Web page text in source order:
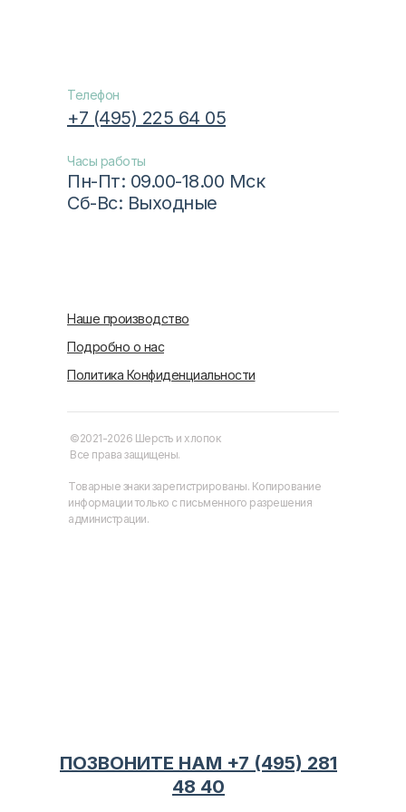
Телефон
+7 (495) 225 64 05
Часы работы
Пн-Пт: 09.00-18.00 Мск
Сб-Вс: Выходные
Наше производство
Подробно о нас
Политика Конфиденциальности
©2021-2026 Шерсть и хлопок
Все права защищены.
Товарные знаки зарегистрированы. Копирование
информации только с письменного разрешения
администрации.
ПОЗВОНИТЕ НАМ +7 (495) 281
48 40